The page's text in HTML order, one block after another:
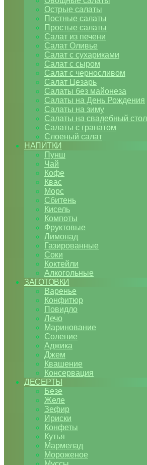
Острые салаты
Постные салаты
Простые салаты
Салат из печени
Салат Оливье
Салат с сухариками
Салат с сыром
Салат с черносливом
Салат Цезарь
Салаты без майонеза
Салаты на День Рождения
Салаты на зиму
Салаты на свадебный стол
Салаты с гранатом
Слоеный салат
НАПИТКИ
Пунш
Чай
Кофе
Квас
Морс
Сбитень
Кисель
Компоты
Фруктовые
Лимонад
Газированные
Соки
Коктейли
Алкогольные
ЗАГОТОВКИ
Варенье
Конфитюр
Повидло
Лечо
Маринование
Соление
Аджика
Джем
Квашение
Консервация
ДЕСЕРТЫ
Безе
Желе
Зефир
Ириски
Конфеты
Кутья
Мармелад
Мороженое